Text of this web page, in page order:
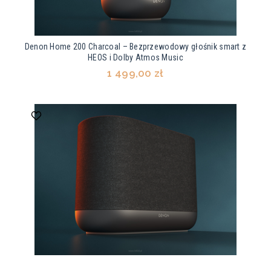
Denon Home 200 Charcoal – Bezprzewodowy głośnik smart z
HEOS i Dolby Atmos Music
1 499,00 zł